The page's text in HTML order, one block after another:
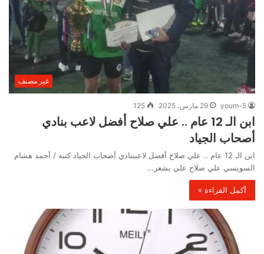
غير مصنف
youm-5 29 مارس، 2025 125
ابن الـ 12 عام .. علي صلاح أفضل لاعب بنادي
أصحاب الجياد
ابن الـ 12 عام .. علي صلاح أفضل لاعببنادي أصحاب الجياد كتبه / أحمد هشام
السويسي علي صلاح علي يشعر…
أكمل القراءة »